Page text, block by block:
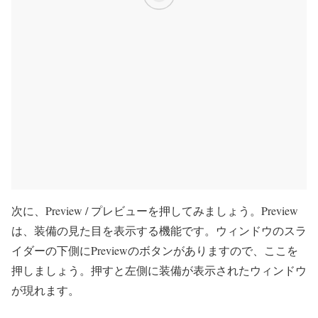
次に、Preview / プレビューを押してみましょう。Preview
は、装備の見た目を表示する機能です。ウィンドウのスラ
イダーの下側にPreviewのボタンがありますので、ここを
押しましょう。押すと左側に装備が表示されたウィンドウ
が現れます。